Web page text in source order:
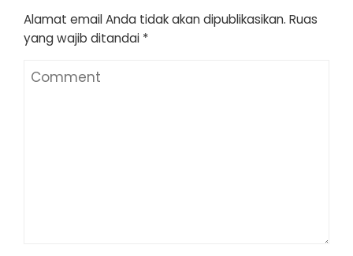
Alamat email Anda tidak akan dipublikasikan. Ruas
yang wajib ditandai *